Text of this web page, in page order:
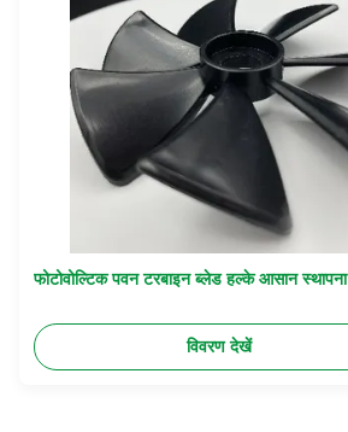
फोटोवोल्टिक पवन टरबाइन ब्लेड हल्के आसान स्थापना
विवरण देखें